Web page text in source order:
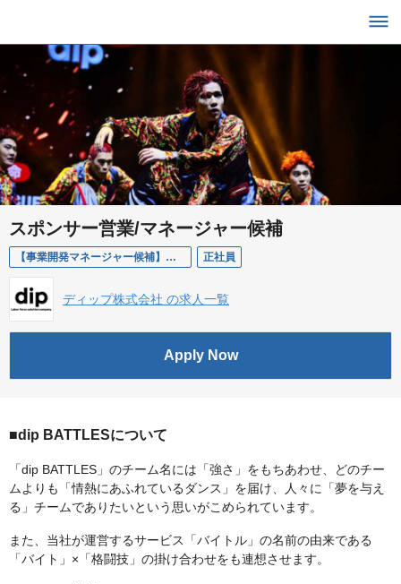
スポンサー営業/マネージャー候補
【事業開発マネージャー候補】ダンス×バスケ スポンサー営業を軸にクラブ経営を動かすポジション 正社員
ディップ株式会社 の求人一覧
Apply Now
■dip BATTLESについて
「dip BATTLES」のチーム名には「強さ」をもちあわせ、どのチー
ムよりも「情熱にあふれているダンス」を届け、人々に「夢を与え
る」チームでありたいという思いがこめられています。
また、当社が運営するサービス「バイトル」の名前の由来である
「バイト」×「格闘技」の掛け合わせをも連想させます。